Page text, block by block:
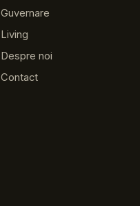
Guvernare
Living
Despre noi
Contact